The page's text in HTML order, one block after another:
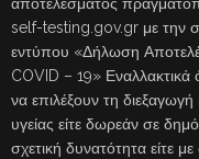
αποτελέσματος
self-testing.gov.gr με την
εντύπου «Δήλωση
COVID – 19» Εναλλακτικά
να επιλέξουν τη
υγείας είτε δωρεάν σε
σχετική δυνατότητα είτε